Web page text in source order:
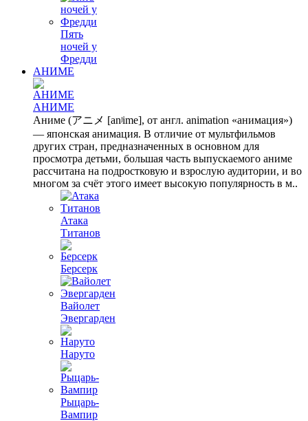
Пять
ночей у
Фредди
АНИМЕ
АНИМЕ
Аниме (アニメ [anʲime], от англ. animation «анимация»)
— японская анимация. В отличие от мультфильмов
других стран, предназначенных в основном для
просмотра детьми, большая часть выпускаемого аниме
рассчитана на подростковую и взрослую аудитории, и во
многом за счёт этого имеет высокую популярность в м..
Атака
Титанов
Берсерк
Вайолет
Эвергарден
Наруто
Рыцарь-
Вампир